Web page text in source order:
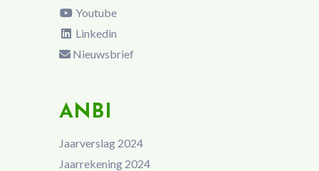
Youtube
Linkedin
Nieuwsbrief
ANBI
Jaarverslag 2024
Jaarrekening 2024